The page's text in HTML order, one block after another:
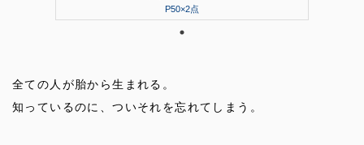
P50×2点
全ての人が胎から生まれる。
知っているのに、ついそれを忘れてしまう。